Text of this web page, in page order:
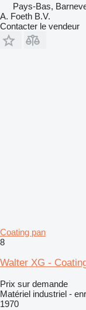
Pays-Bas,
A. Foeth B.V.
Contacter le vendeur
Coating pan
8
Walter XG -
Prix sur demande
Matériel industriel -
1970